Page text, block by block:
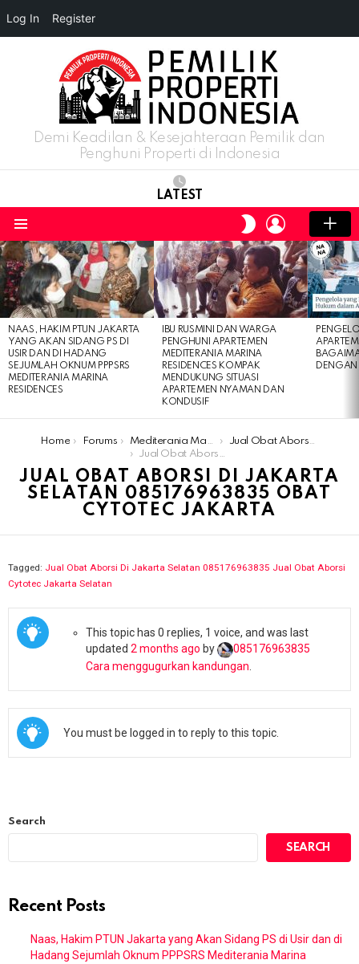
Demi Keadilan & Kesejahteraan Pemilik dan
Penghuni Properti di Indonesia
LATEST
SWITCH
SKIN
LOGIN
LATEST
STORIES
NAAS, HAKIM PTUN JAKARTA
YANG AKAN SIDANG PS DI
USIR DAN DI HADANG
SEJUMLAH OKNUM PPPSRS
MEDITERANIA MARINA
RESIDENCES
IBU RUSMINI DAN WARGA
PENGHUNI APARTEMEN
MEDITERANIA MARINA
RESIDENCES KOMPAK
MENDUKUNG SITUASI
APARTEMEN NYAMAN DAN
KONDUSIF
DENGAN
You are here:
Home Forums Mediterania Marina Residences
Jual Obat Aborsi Di Jakarta Selatan ​​085176963835 Jual Obat Aborsi Cytotec Jakarta Selatan
Jual Obat Aborsi Di Jakarta Selatan ​​085176963835 Obat Cytotec Jakarta
JUAL OBAT ABORSI DI JAKARTA
SELATAN ​​085176963835 OBAT
CYTOTEC JAKARTA
Tagged: Jual Obat Aborsi Di Jakarta Selatan ​​085176963835 Jual Obat Aborsi
Cytotec Jakarta Selatan
This topic has 0 replies, 1 voice, and was last
updated 2 months ago by
085176963835​
Cara menggugurkan kandungan.
You must be logged in to reply to this topic.
Search
SEARCH
Recent Posts
Naas, Hakim PTUN Jakarta yang Akan Sidang PS di Usir dan di
Hadang Sejumlah Oknum PPPSRS Mediterania Marina
Log In Register